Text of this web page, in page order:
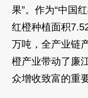
果”。作为“中国
红橙种植面积
万吨，全产业链
橙产业带动了廉
众增收致富的重